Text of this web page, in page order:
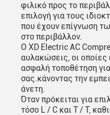
φιλικό προς το
επιλογή για τους
που έχουν επίγνωση
στο περιβάλλον.
Ο XD Electric AC
αυλακώσεις, οι οποίες
ασφαλή τοποθέτηση
σας.κάνοντας την
άνετη.
Όταν πρόκειται για
τόσο L / C και T / T,